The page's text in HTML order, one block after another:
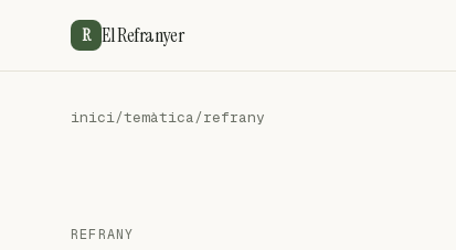
R El Refranyer
inici/temàtica/refrany
REFRANY